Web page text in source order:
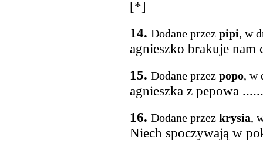
[*]
14. Dodane przez pipi, w
agnieszko brakuje nam
15. Dodane przez popo, w
agnieszka z pepowa
16. Dodane przez krysia,
Niech spoczywają w